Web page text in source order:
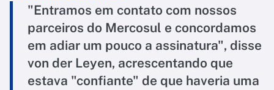
"Entramos em contato com nossos
parceiros do Mercosul e concordamos
em adiar um pouco a assinatura", disse
von der Leyen, acrescentando que
estava "confiante" de que haveria uma